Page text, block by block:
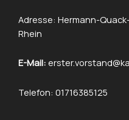
Adresse: Hermann-
Rhein
E-Mail:
Telefon: 01716385125